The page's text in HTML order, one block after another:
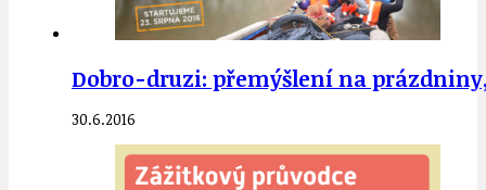
Dobro-druzi: přemýšlení na prázdniny,
30.6.2016